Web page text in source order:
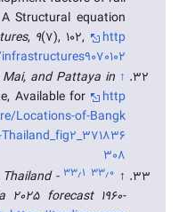
Structural equation
, 9(7), 102,
http
↑
and Pattaya in
Available for
http
Locations-of-Bangk
308
↑ ۳۳٫۰ ۳۳٫۱
Thailand -
forecast 1960-